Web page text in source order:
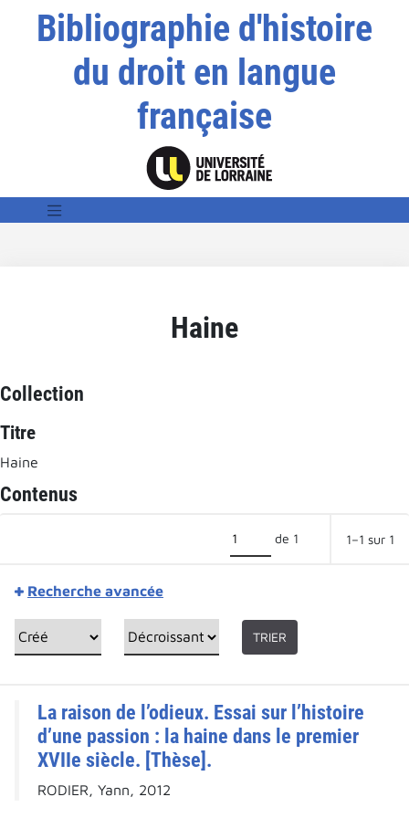
Bibliographie d'histoire
du droit en langue
française
Haine
Collection
Titre
Haine
Contenus
de 1 1–1 sur 1
Recherche avancée
TRIER
La raison de l’odieux. Essai sur l’histoire
d’une passion : la haine dans le premier
XVIIe siècle. [Thèse].
RODIER, Yann, 2012